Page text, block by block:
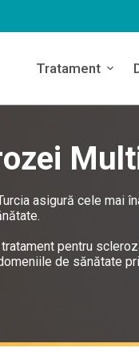
Tratament
asigură cele mai
pentru
de sănătate